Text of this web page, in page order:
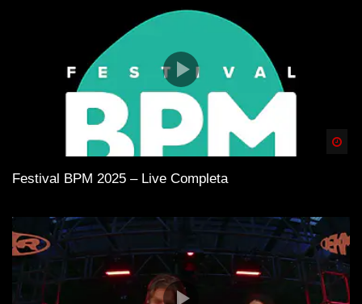
Festival BPM 2025 – Live Completa